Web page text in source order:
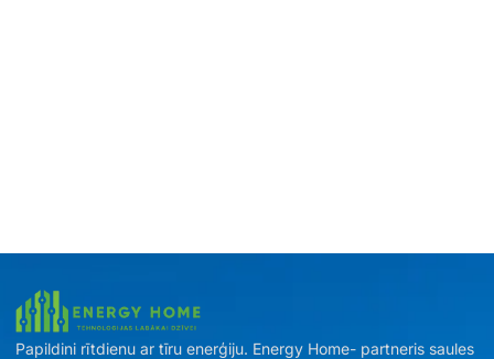
Papildini rītdienu ar tīru enerģiju. Energy Home- partneris saules